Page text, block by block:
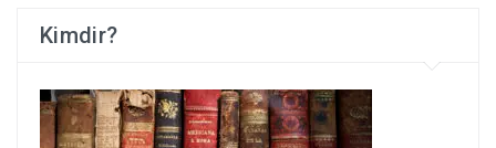
Kimdir?